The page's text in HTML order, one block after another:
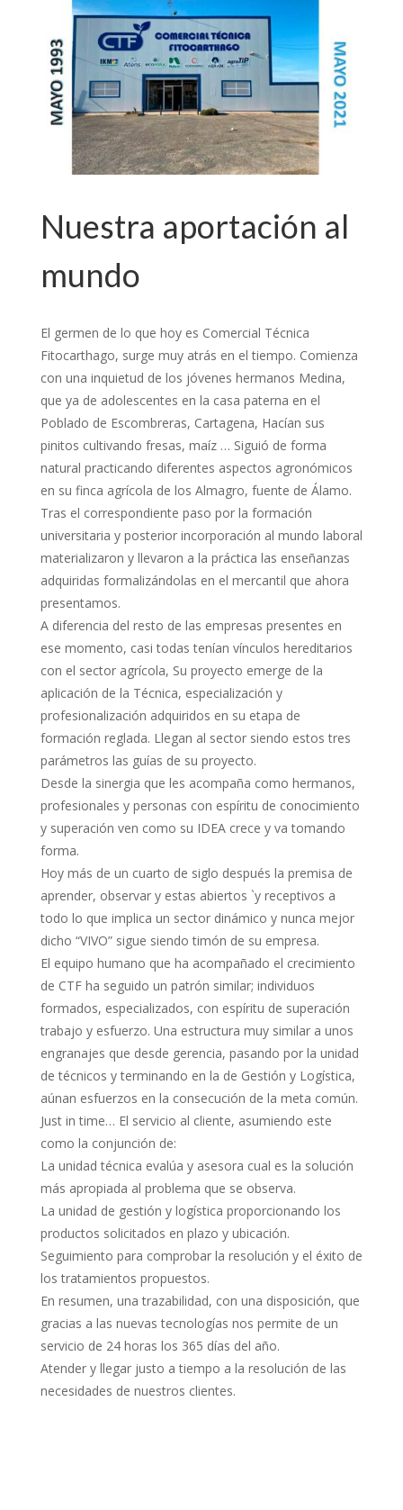
Nuestra aportación al
mundo
El germen de lo que hoy es Comercial Técnica
Fitocarthago, surge muy atrás en el tiempo. Comienza
con una inquietud de los jóvenes hermanos Medina,
que ya de adolescentes en la casa paterna en el
Poblado de Escombreras, Cartagena, Hacían sus
pinitos cultivando fresas, maíz … Siguió de forma
natural practicando diferentes aspectos agronómicos
en su finca agrícola de los Almagro, fuente de Álamo.
Tras el correspondiente paso por la formación
universitaria y posterior incorporación al mundo laboral
materializaron y llevaron a la práctica las enseñanzas
adquiridas formalizándolas en el mercantil que ahora
presentamos.
A diferencia del resto de las empresas presentes en
ese momento, casi todas tenían vínculos hereditarios
con el sector agrícola, Su proyecto emerge de la
aplicación de la Técnica, especialización y
profesionalización adquiridos en su etapa de
formación reglada. Llegan al sector siendo estos tres
parámetros las guías de su proyecto.
Desde la sinergia que les acompaña como hermanos,
profesionales y personas con espíritu de conocimiento
y superación ven como su IDEA crece y va tomando
forma.
Hoy más de un cuarto de siglo después la premisa de
aprender, observar y estas abiertos `y receptivos a
todo lo que implica un sector dinámico y nunca mejor
dicho “VIVO” sigue siendo timón de su empresa.
El equipo humano que ha acompañado el crecimiento
de CTF ha seguido un patrón similar; individuos
formados, especializados, con espíritu de superación
trabajo y esfuerzo. Una estructura muy similar a unos
engranajes que desde gerencia, pasando por la unidad
de técnicos y terminando en la de Gestión y Logística,
aúnan esfuerzos en la consecución de la meta común.
Just in time… El servicio al cliente, asumiendo este
como la conjunción de:
La unidad técnica evalúa y asesora cual es la solución
más apropiada al problema que se observa.
La unidad de gestión y logística proporcionando los
productos solicitados en plazo y ubicación.
Seguimiento para comprobar la resolución y el éxito de
los tratamientos propuestos.
En resumen, una trazabilidad, con una disposición, que
gracias a las nuevas tecnologías nos permite de un
servicio de 24 horas los 365 días del año.
Atender y llegar justo a tiempo a la resolución de las
necesidades de nuestros clientes.